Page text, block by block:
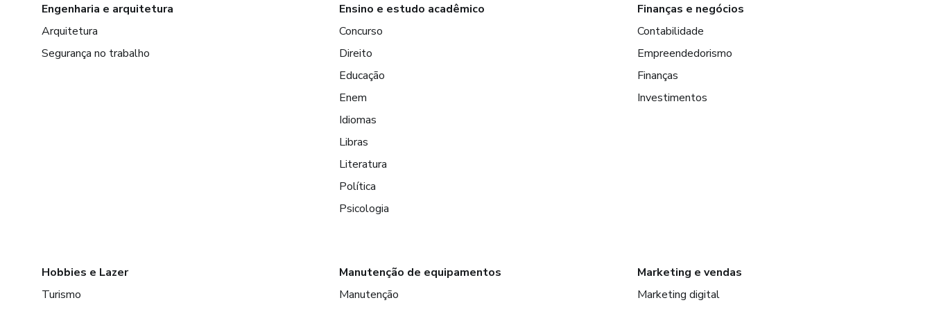
Engenharia e arquitetura
Arquitetura
Segurança no trabalho
Ensino e estudo acadêmico
Concurso
Direito
Educação
Enem
Idiomas
Libras
Literatura
Política
Psicologia
Finanças e negócios
Contabilidade
Empreendedorismo
Finanças
Investimentos
Hobbies e Lazer
Turismo
Manutenção de equipamentos
Manutenção
Marketing e vendas
Marketing digital